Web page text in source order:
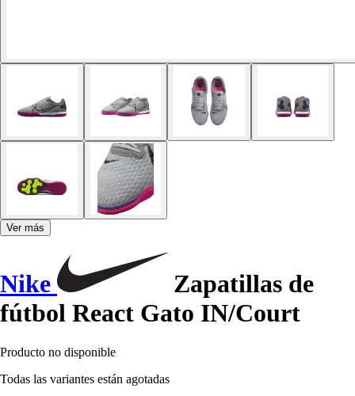
Ver más
Nike
Zapatillas de
fútbol React Gato IN/Court
Producto no disponible
Todas las variantes están agotadas